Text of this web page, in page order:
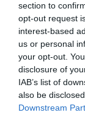
section to
opt-out request
interest-based
us or personal
your opt-out.
disclosure of
IAB’s list of
also be
Downstream
Η Καλλιόπη
πρωτάθλημα
13.06.2026